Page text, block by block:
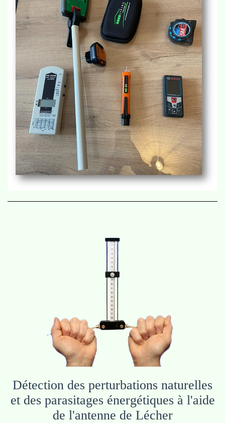
Détection des perturbations naturelles
et des parasitages énergétiquesà l'aide
de l'antenne de Lécher